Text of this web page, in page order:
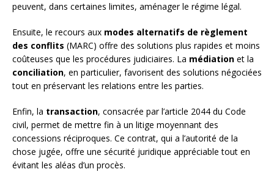
peuvent, dans certaines limites, aménager le régime légal.
Ensuite, le recours aux modes alternatifs de règlement
des conflits (MARC) offre des solutions plus rapides et moins
coûteuses que les procédures judiciaires. La médiation et la
conciliation, en particulier, favorisent des solutions négociées
tout en préservant les relations entre les parties.
Enfin, la transaction, consacrée par l’article 2044 du Code
civil, permet de mettre fin à un litige moyennant des
concessions réciproques. Ce contrat, qui a l’autorité de la
chose jugée, offre une sécurité juridique appréciable tout en
évitant les aléas d’un procès.